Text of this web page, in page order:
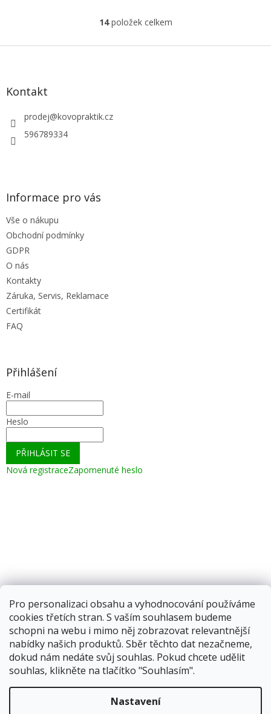
Pro personalizaci obsahu a vyhodnocování používáme
cookies třetích stran. S vaším souhlasem budeme
schopni na webu i mimo něj zobrazovat relevantnější
nabídky našich produktů. Sběr těchto dat nezačneme,
dokud nám nedáte svůj souhlas. Pokud chcete udělit
souhlas, klikněte na tlačítko "Souhlasím".
Nastavení
O
l
14položek celkem
Z
Kontakt
prodej@kovopraktik.cz
596789334
Informace pro vás
Vše o nákupu
Obchodní podmínky
GDPR
O nás
Kontakty
Záruka, Servis, Reklamace
Certifikát
FAQ
Přihlášení
E-mail
Heslo
PŘIHLÁSIT SE
Nová registraceZapomenuté heslo